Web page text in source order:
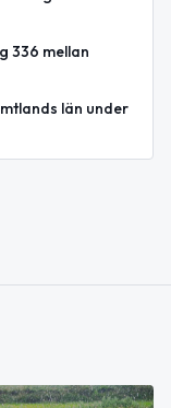
336 mellan
län under